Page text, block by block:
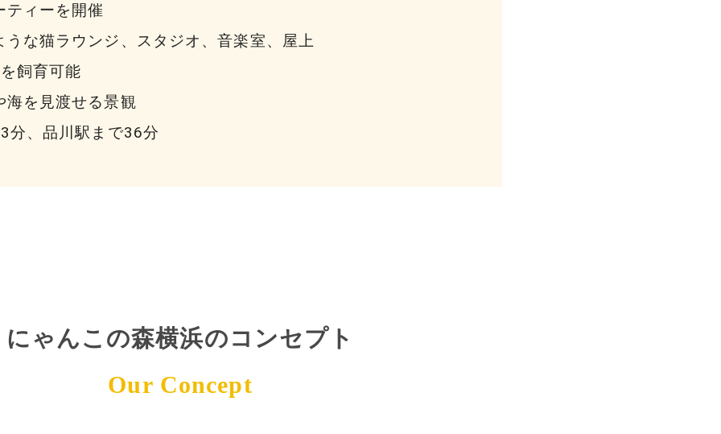
ティーを開催
うな猫ラウンジ、スタジオ、音楽室、屋上
飼育可能
海を見渡せる景観
分、品川駅まで36分
にゃんこの森横浜のコンセプト
Our Concept